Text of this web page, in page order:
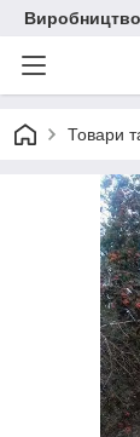
Товари